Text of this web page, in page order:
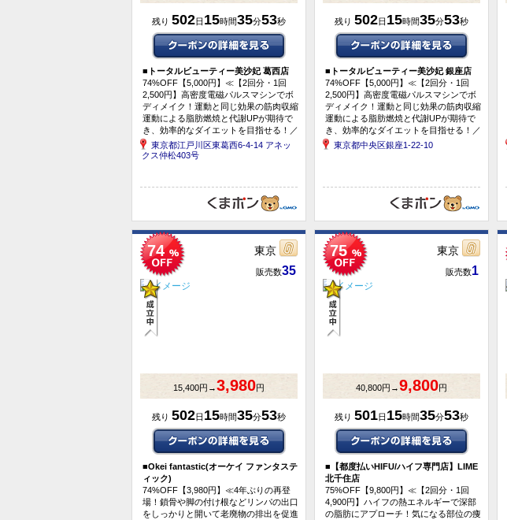
残り 502日 15時間35分53秒
■ トータルビューティー美沙妃 葛西店
74%OFF【5,000円】≪【2回分・1回
2,500円】高密度電磁パルスマシンでボ
ディメイク！運動と同じ効果の筋肉収縮
運動による脂肪燃焼と代謝UPが期待で
き、効率的なダイエットを目指せる！／
ボディスカルプ（1部位）×2回≫
東京都江戸川区東葛西6-4-14 アネッ
クス仲松403号
残り 502日 15時間35分53秒
■ トータルビューティー美沙妃 銀座店
74%OFF【5,000円】≪【2回分・1回
2,500円】高密度電磁パルスマシンでボ
ディメイク！運動と同じ効果の筋肉収縮
運動による脂肪燃焼と代謝UPが期待で
き、効率的なダイエットを目指せる！／
ボディスカルプ（1部位）×2回≫
東京都中央区銀座1-22-10
74 東京
販売数35
15,400円→3,980円
残り 502日 15時間35分53秒
■Okei fantastic(オーケイ ファンタステ
ィック)
74%OFF【3,980円】≪4年ぶりの再登
場！鎖骨や脚の付け根などリンパの出口
をしっかりと開いて老廃物の排出を促進
75 東京
販売数1
40,800円→9,800円
残り 501日 15時間35分53秒
■ 【都度払いHIFU/ハイフ専門店】LIME
北千住店
75%OFF【9,800円】≪【2回分・1回
4,900円】ハイフの熱エネルギーで深部
の脂肪にアプローチ！気になる部位の痩